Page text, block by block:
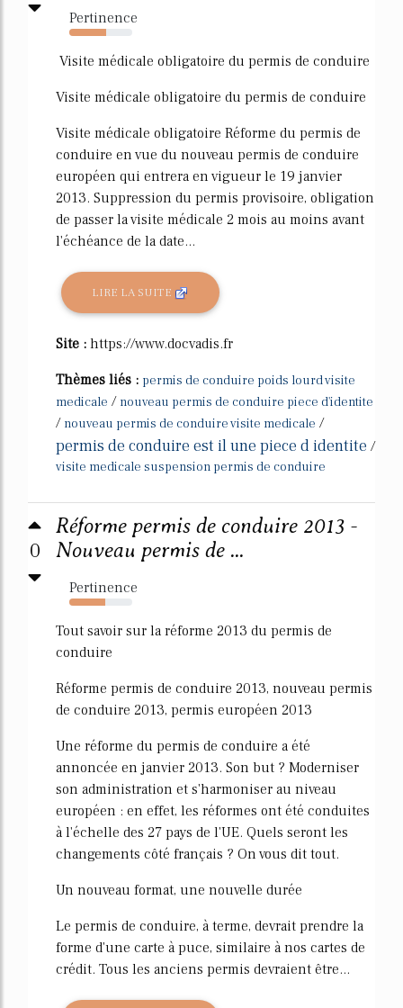
Pertinence
58%
Visite médicale obligatoire du permis de conduire
Visite médicale obligatoire du permis de conduire
Visite médicale obligatoire Réforme du permis de
conduire en vue du nouveau permis de conduire
européen qui entrera en vigueur le 19 janvier
2013. Suppression du permis provisoire, obligation
de passer la visite médicale 2 mois au moins avant
l'échéance de la date...
LIRE LA SUITE
Site : https://www.docvadis.fr
Thèmes liés : permis de conduire poids lourd visite
medicale / nouveau permis de conduire piece d'identite
/ nouveau permis de conduire visite medicale /
permis de conduire est il une piece d identite /
visite medicale suspension permis de conduire
0
Réforme permis de conduire 2013 -
Nouveau permis de ...
Pertinence
57%
Tout savoir sur la réforme 2013 du permis de
conduire
Réforme permis de conduire 2013, nouveau permis
de conduire 2013, permis européen 2013
Une réforme du permis de conduire a été
annoncée en janvier 2013. Son but ? Moderniser
son administration et s'harmoniser au niveau
européen : en effet, les réformes ont été conduites
à l'échelle des 27 pays de l'UE. Quels seront les
changements côté français ? On vous dit tout.
Un nouveau format, une nouvelle durée
Le permis de conduire, à terme, devrait prendre la
forme d'une carte à puce, similaire à nos cartes de
crédit. Tous les anciens permis devraient être...